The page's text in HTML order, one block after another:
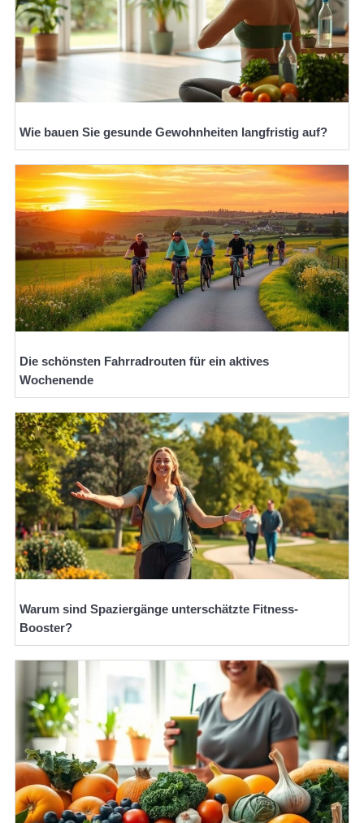
Wie bauen Sie gesunde Gewohnheiten langfristig auf?
Die schönsten Fahrradrouten für ein aktives
Wochenende
Warum sind Spaziergänge unterschätzte Fitness-
Booster?